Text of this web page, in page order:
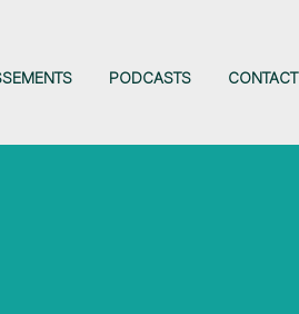
PODCASTS CONTACT